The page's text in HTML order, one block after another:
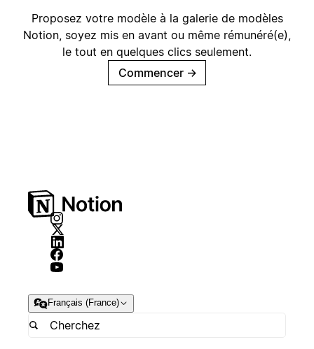
Proposez votre modèle à la galerie de modèles
Notion, soyez mis en avant ou même rémunéré(e),
le tout en quelques clics seulement.
Commencer →
Français (France)